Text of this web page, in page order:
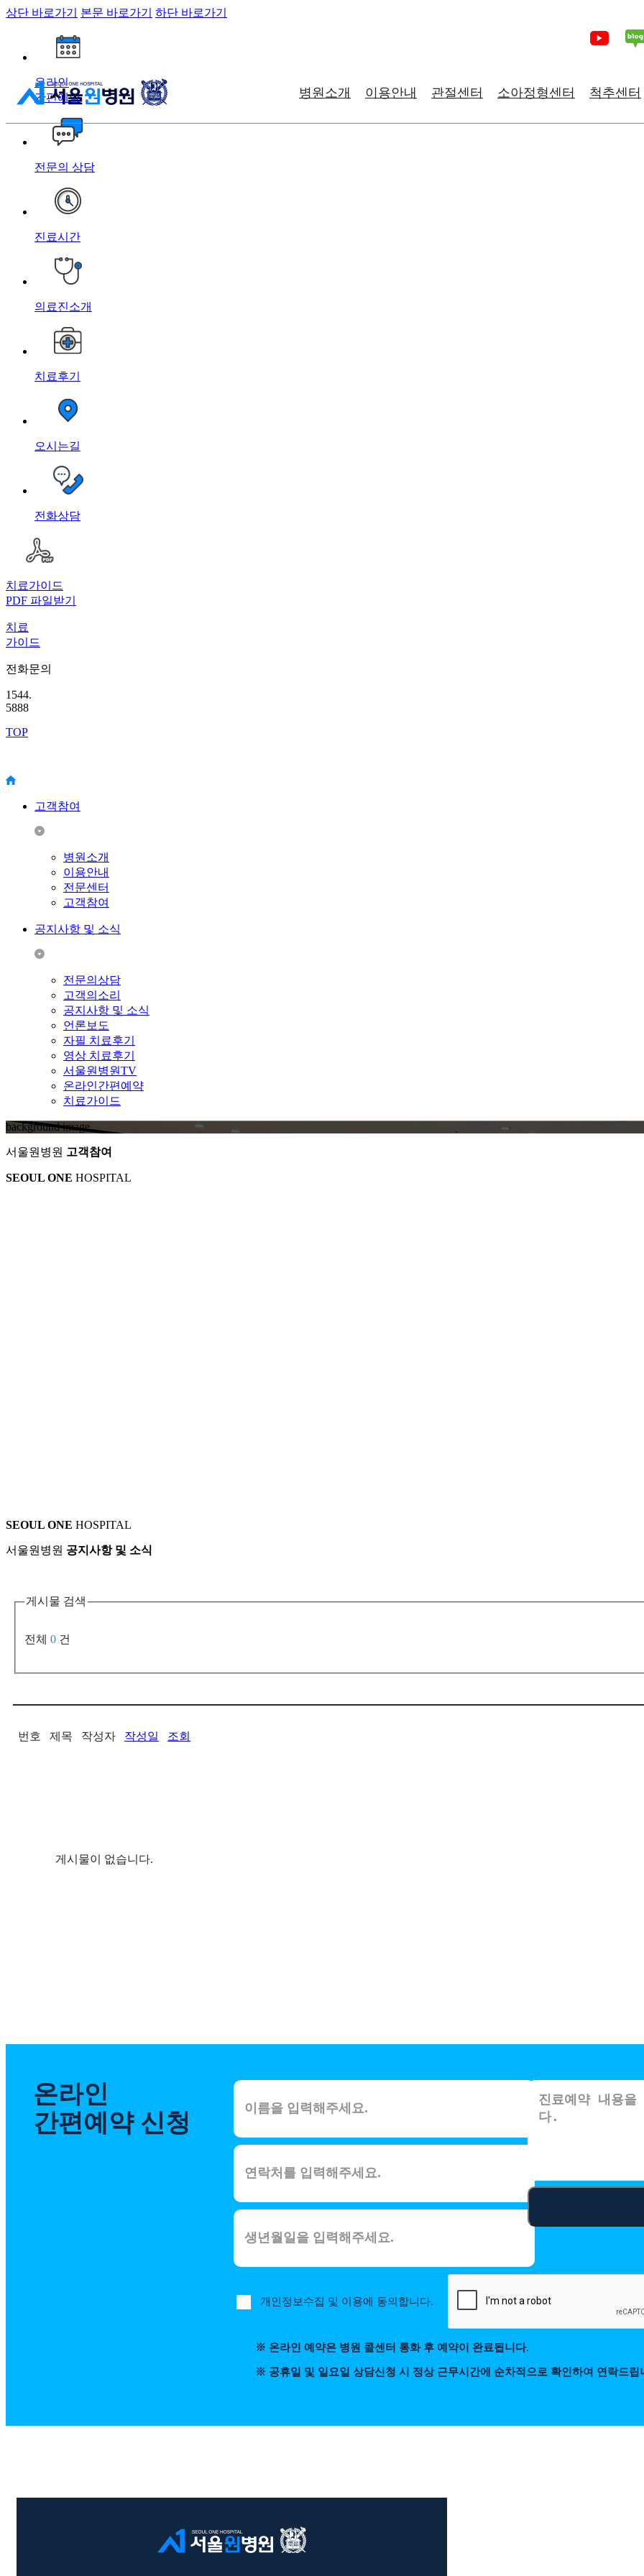
상단 바로가기 본문 바로가기 하단 바로가기
병원소개 이용안내 관절센터 소아정형센터 척추센터
온라인
간편예약
전문의 상담
진료시간
의료진소개
치료후기
오시는길
전화상담
치료가이드
PDF 파일받기
치료
가이드
전화문의
1544.
5888
TOP
고객참여
병원소개
이용안내
전문센터
고객참여
공지사항 및 소식
전문의상담
고객의소리
공지사항 및 소식
언론보도
자필 치료후기
영상 치료후기
서울원병원TV
온라인간편예약
치료가이드
background image
서울원병원 고객참여
SEOUL ONE HOSPITAL
SEOUL ONE HOSPITAL
서울원병원 공지사항 및 소식
게시물 검색
전체 0 건
번호 제목 작성자 작성일 조회
게시물이 없습니다.
온라인
간편예약 신청
개인정보수집 및 이용에 동의합니다.
※ 온라인 예약은 병원 콜센터 통화 후 예약이 완료됩니다.
※ 공휴일 및 일요일 상담신청 시 정상 근무시간에 순차적으로 확인하여 연락드립